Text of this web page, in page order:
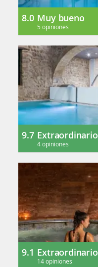
8.0 Muy bueno
5 opiniones
9.7 Extraordinario
4 opiniones
9.1 Extraordinario
14 opiniones